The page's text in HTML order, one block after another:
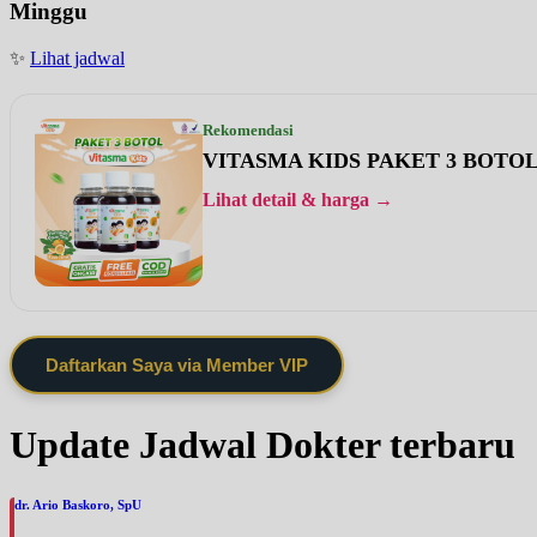
Minggu
✨ Lihat jadwal
Rekomendasi
VITASMA KIDS PAKET 3
Lihat detail & harga →
Daftarkan Saya via Member VIP
Update Jadwal Dokter terbaru
dr. Ario Baskoro, SpU